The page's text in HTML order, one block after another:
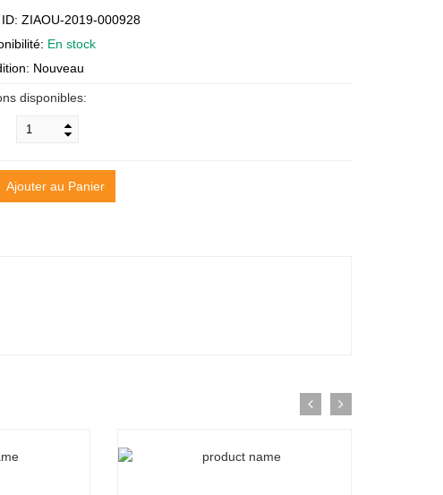
ZIAOU-2019-000928
En stock
Nouveau
disponibles:
Ajouter au Panier